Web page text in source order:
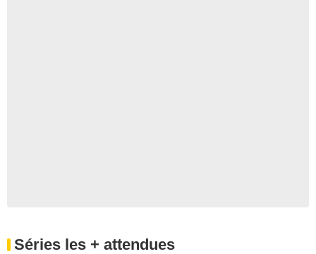
Séries les + attendues